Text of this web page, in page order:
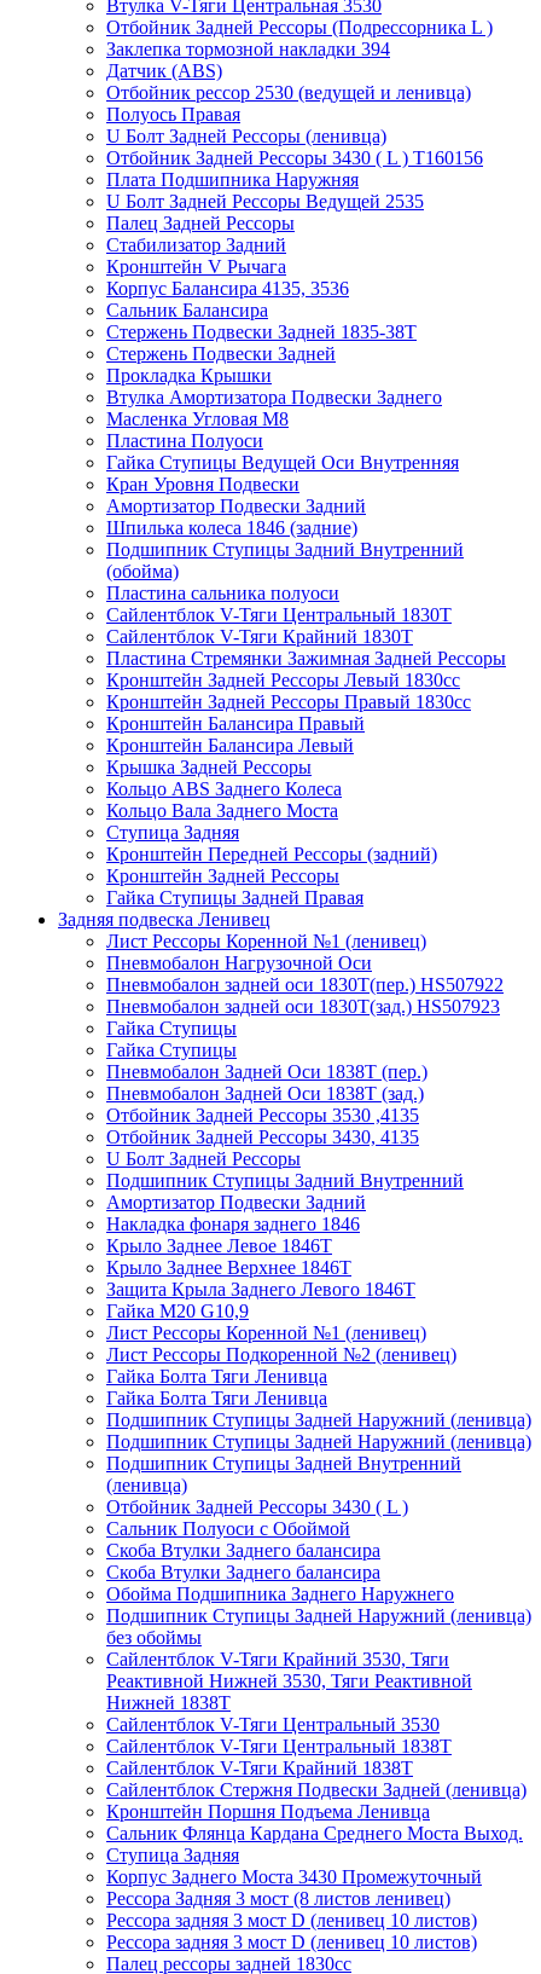
Втулка V-Тяги Центральная 3530
Отбойник Задней Рессоры (Подрессорника L )
Заклепка тормозной накладки 394
Датчик (ABS)
Отбойник рессор 2530 (ведущей и ленивца)
Полуось Правая
U Болт Задней Рессоры (ленивца)
Отбойник Задней Рессоры 3430 ( L ) T160156
Плата Подшипника Наружняя
U Болт Задней Рессоры Ведущей 2535
Палец Задней Рессоры
Стабилизатор Задний
Кронштейн V Рычага
Корпус Балансира 4135, 3536
Сальник Балансира
Стержень Подвески Задней 1835-38Т
Стержень Подвески Задней
Прокладка Крышки
Втулка Амортизатора Подвески Заднего
Масленка Угловая M8
Пластина Полуоси
Гайка Ступицы Ведущей Оси Внутренняя
Кран Уровня Подвески
Амортизатор Подвески Задний
Шпилька колеса 1846 (задние)
Подшипник Ступицы Задний Внутренний
(обойма)
Пластина сальника полуоси
Сайлентблок V-Тяги Центральный 1830Т
Сайлентблок V-Тяги Крайний 1830Т
Пластина Стремянки Зажимная Задней Рессоры
Кронштейн Задней Рессоры Левый 1830сс
Кронштейн Задней Рессоры Правый 1830сс
Кронштейн Балансира Правый
Кронштейн Балансира Левый
Крышка Задней Рессоры
Кольцо ABS Заднего Колеса
Кольцо Вала Заднего Моста
Ступица Задняя
Кронштейн Передней Рессоры (задний)
Кронштейн Задней Рессоры
Гайка Ступицы Задней Правая
Задняя подвеска Ленивец
Лист Рессоры Коренной №1 (ленивец)
Пневмобалон Нагрузочной Оси
Пневмобалон задней оси 1830Т(пер.) HS507922
Пневмобалон задней оси 1830Т(зад.) HS507923
Гайка Ступицы
Гайка Ступицы
Пневмобалон Задней Оси 1838Т (пер.)
Пневмобалон Задней Оси 1838Т (зад.)
Отбойник Задней Рессоры 3530 ,4135
Отбойник Задней Рессоры 3430, 4135
U Болт Задней Рессоры
Подшипник Ступицы Задний Внутренний
Амортизатор Подвески Задний
Накладка фонаря заднего 1846
Крыло Заднее Левое 1846Т
Крыло Заднее Верхнее 1846Т
Защита Крыла Заднего Левого 1846Т
Гайка М20 G10,9
Лист Рессоры Коренной №1 (ленивец)
Лист Рессоры Подкоренной №2 (ленивец)
Гайка Болта Тяги Ленивца
Гайка Болта Тяги Ленивца
Подшипник Ступицы Задней Наружний (ленивца)
Подшипник Ступицы Задней Наружний (ленивца)
Подшипник Ступицы Задней Внутренний
(ленивца)
Отбойник Задней Рессоры 3430 ( L )
Сальник Полуоси с Обоймой
Скоба Втулки Заднего балансира
Скоба Втулки Заднего балансира
Обойма Подшипника Заднего Наружнего
Подшипник Ступицы Задней Наружний (ленивца)
без обоймы
Сайлентблок V-Тяги Крайний 3530, Тяги
Реактивной Нижней 3530, Тяги Реактивной
Нижней 1838Т
Сайлентблок V-Тяги Центральный 3530
Сайлентблок V-Тяги Центральный 1838Т
Сайлентблок V-Тяги Крайний 1838Т
Сайлентблок Стержня Подвески Задней (ленивца)
Кронштейн Поршня Подъема Ленивца
Сальник Флянца Кардана Среднего Моста Выход.
Ступица Задняя
Корпус Заднего Моста 3430 Промежуточный
Рессора Задняя 3 мост (8 листов ленивец)
Рессора задняя 3 мост D (ленивец 10 листов)
Рессора задняя 3 мост D (ленивец 10 листов)
Палец рессоры задней 1830сс